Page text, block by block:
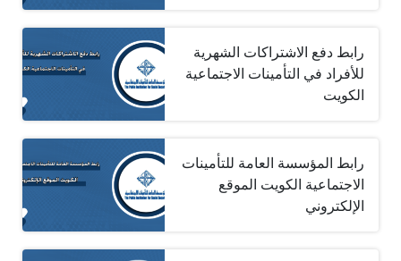
رابط دفع الاشتراكات الشهرية
للأفراد في التأمينات الاجتماعية
الكويت
رابط المؤسسة العامة للتأمينات
الاجتماعية الكويت الموقع
الإلكتروني